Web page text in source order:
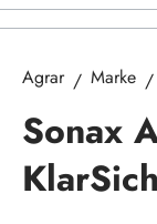
Agrar Marke
Sonax